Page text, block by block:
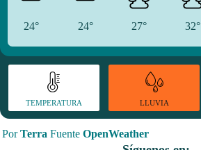
24° 24° 27° 32°
TEMPERATURA LLUVIA
PorTerra Fuente OpenWeather